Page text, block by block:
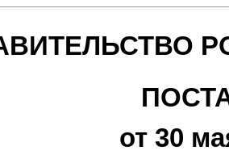
от 30